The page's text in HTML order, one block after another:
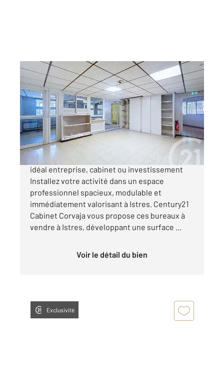
ISTRES 13
250,98 m 2, 8 pièces
Ref : 2819
Maison à vendre
325 000 €
Istres 261 m² de bureaux en rez-de-chaussée,
idéal entreprise, cabinet ou investissement
Installez votre activité dans un espace
professionnel spacieux, modulable et
immédiatement valorisant à Istres. Century21
Cabinet Corvaja vous propose ces bureaux à
vendre à Istres, développant une surface ...
Voir le détail du bien
Exclusivité